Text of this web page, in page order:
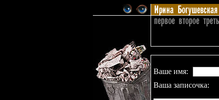
Ваше имя:
Ваша записочка: